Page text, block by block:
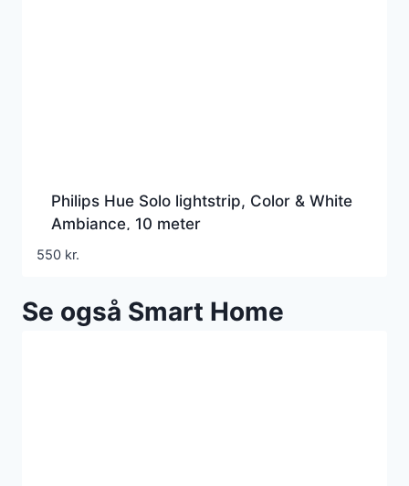
Philips Hue Solo lightstrip, Color & White
Ambiance, 10 meter
550 kr.
Se også Smart Home